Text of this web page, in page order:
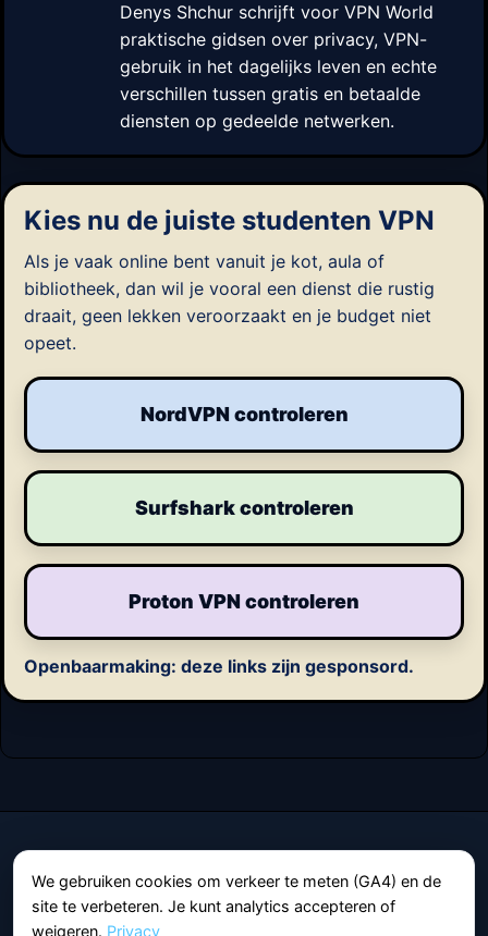
Denys Shchur schrijft voor VPN World
praktische gidsen over privacy, VPN-
gebruik in het dagelijks leven en echte
verschillen tussen gratis en betaalde
diensten op gedeelde netwerken.
Kies nu de juiste studenten VPN
Als je vaak online bent vanuit je kot, aula of
bibliotheek, dan wil je vooral een dienst die rustig
draait, geen lekken veroorzaakt en je budget niet
opeet.
NordVPN controleren
Surfshark controleren
Proton VPN controleren
Openbaarmaking: deze links zijn gesponsord.
VPN World
Praktische gidsen over privacy, netwerkbeveiliging en
het dagelijks gebruik van VPN-diensten.
We gebruiken cookies om verkeer te meten (GA4) en de
site te verbeteren. Je kunt analytics accepteren of
weigeren. Privacy